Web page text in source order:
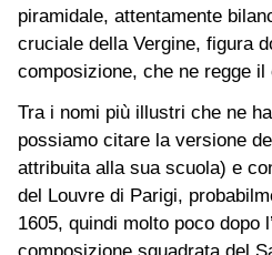
piramidale, attentamente
cruciale della Vergine, figura
composizione, che ne regge il
Tra i nomi più illustri che ne
possiamo citare la versione
attribuita alla sua scuola) e
del Louvre di Parigi,
1605, quindi molto poco dopo
composizione squadrata del